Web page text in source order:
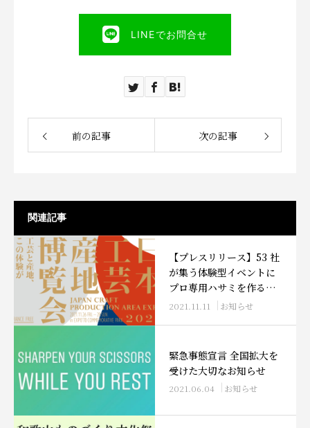
LINEでお問合せ
前の記事 次の記事
関連記事
【プレスリリース】53 社
が集う体験型イベントに
プロ専用ハサミを作るメ
ーカーが初出展！ 大阪万
る姿を伝えます
2021.11.11 お知らせ
緊急事態宣言 全国拡大を
受けた大切なお知らせ
2021.06.04 お知らせ